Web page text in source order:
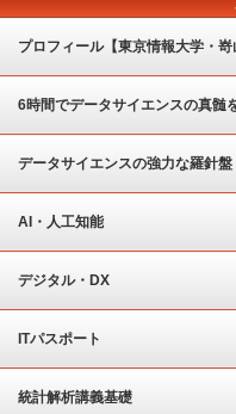
プロフィール【東京情報大学・嵜
6時間でデータサイエンスの真髄
ート
データサイエンスの強力な羅針
AI・人工知能
デジタル・DX
ITパスポート
統計解析講義基礎